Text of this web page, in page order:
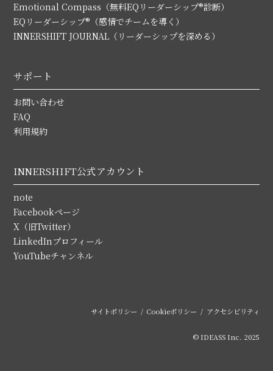
Emotional Compass（無料EQリーダーシップ®診断）
EQリーダーシップ®（感情でチームを導く）
INNERSHIFT JOURNAL（リーダーシップを深める）
サポート
お問い合わせ
FAQ
利用規約
INNERSHIFT公式アカウント
note
Facebookページ
X（旧Twitter）
LinkedInプロフィール
YouTubeチャンネル
サイトポリシー Cookieポリシー アクセシビリティ
© IDEASS Inc. 2025